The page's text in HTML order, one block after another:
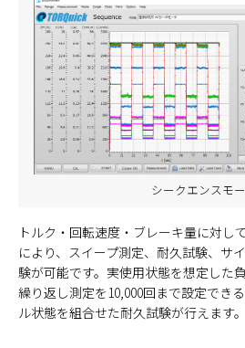
シークエンスモ
トルク・回転速度・ブレーキ量に対し
により、スイープ測定、耐久試験、サ
験が可能です。実使用状態を想定した
繰り返し測定を10,000回まで設定でき
ル状態を組合せた耐久試験が行えます。